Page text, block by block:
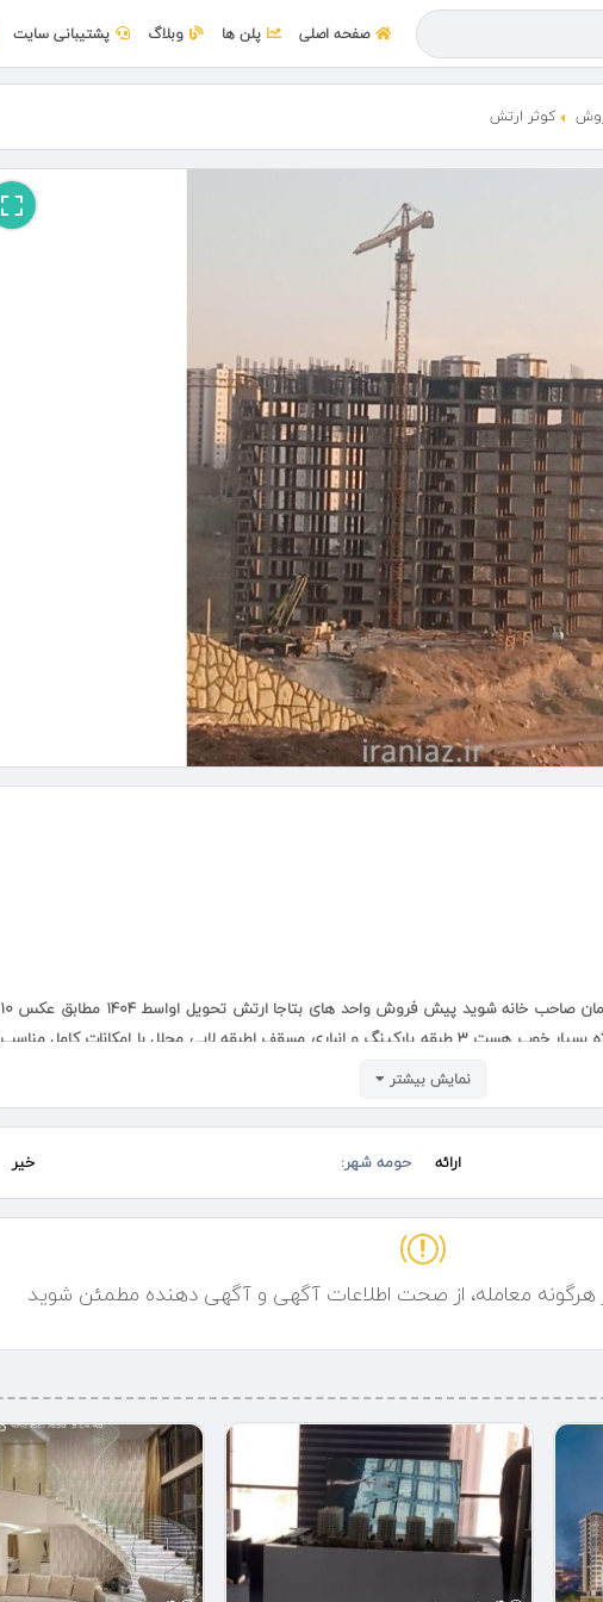
صفحه اصلی پلن ها وبلاگ پشتیبانی سایت
کوثر ارتش
به نام خدا با کمتر از 1,500,000,000 تومان صاحب خانه شوید پیش فروش واحد های بتاجا ارتش تحویل اواسط ۱۴۰۴ مطابق عکس ۱۰
طبقه ساخته شده سرعت پیشرفت پروژه بسیار خوب هست ۳ طبقه پارکینگ و انباری مسقف اطبقه لابی مجلل با امکانات کامل مناسب
طبرزدی
نمایش بیشتر
ارائه حومه شهر: خیر
هرگونه معامله، از صحت اطلاعات آگهی و آگهی دهنده مطمئن شوید